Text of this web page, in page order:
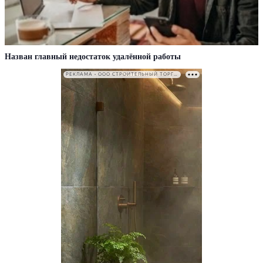
Назван главный недостаток удалённой работы
РЕКЛАМА • ООО СТРОИТЕЛЬНЫЙ ТОРГОВЫЙ ДОМ «ПЕТРОВИЧ». ИНН: 7802348846